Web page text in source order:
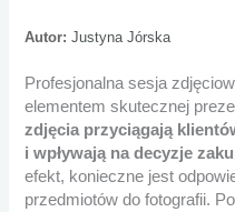
Autor: Justyna Jórska
Profesjonalna sesja
elementem skutecznej
zdjęcia przyciągają
i wpływają na decyzje
efekt, konieczne jest
przedmiotów do fotografii.